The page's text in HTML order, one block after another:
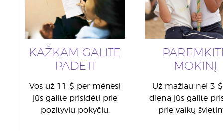
KAŽKAM GALITE
PADĖTI
Vos už 11 $ per mėnesį
jūs galite prisidėti prie
pozityvių pokyčių.
MOKINĮ
Už mažiau nei 3
dieną jūs galite
prie vaikų